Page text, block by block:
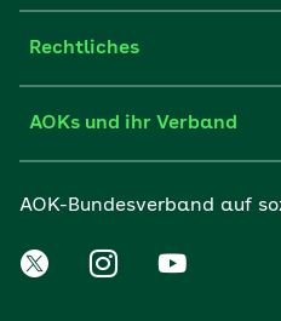
Rechtliches
AOKs und ihr Verband
AOK-Bundesverband auf